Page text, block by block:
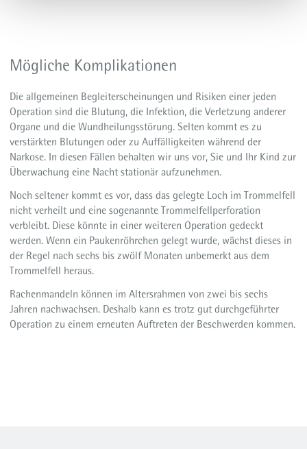
Mögliche Komplikationen
Die allgemeinen Begleiterscheinungen und Risiken einer jeden
Operation sind die Blutung, die Infektion, die Verletzung anderer
Organe und die Wundheilungsstörung. Selten kommt es zu
verstärkten Blutungen oder zu Auffälligkeiten während der
Narkose. In diesen Fällen behalten wir uns vor, Sie und Ihr Kind zur
Überwachung eine Nacht stationär aufzunehmen.
Noch seltener kommt es vor, dass das gelegte Loch im Trommelfell
nicht verheilt und eine sogenannte Trommelfellperforation
verbleibt. Diese könnte in einer weiteren Operation gedeckt
werden. Wenn ein Paukenröhrchen gelegt wurde, wächst dieses in
der Regel nach sechs bis zwölf Monaten unbemerkt aus dem
Trommelfell heraus.
Rachenmandeln können im Altersrahmen von zwei bis sechs
Jahren nachwachsen. Deshalb kann es trotz gut durchgeführter
Operation zu einem erneuten Auftreten der Beschwerden kommen.